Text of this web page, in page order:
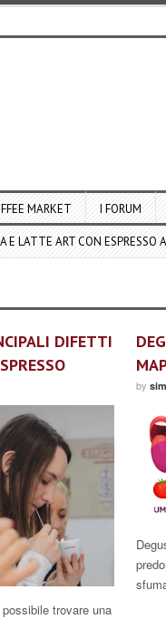
MARKET I FORUM
E LATTE ART CON ESPRESSO
DIFETTI
trovare una
by